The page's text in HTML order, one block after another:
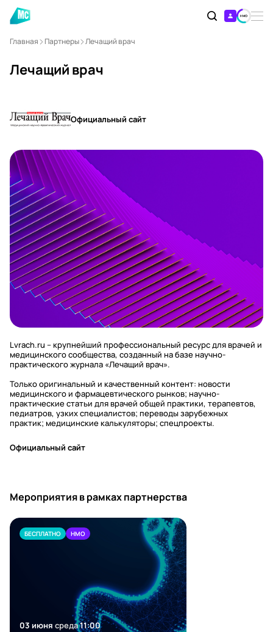
Главная Партнеры Лечащий врач
Лечащий врач
Официальный сайт
Lvrach.ru – крупнейший профессиональный ресурс для врачей и
медицинского сообщества, созданный на базе научно-
практического журнала «Лечащий врач».
Только оригинальный и качественный контент: новости
медицинского и фармацевтического рынков; научно-
практические статьи для врачей общей практики, терапевтов,
педиатров, узких специалистов; переводы зарубежных
практик; медицинские калькуляторы; спецпроекты.
Официальный сайт
Мероприятия в рамках партнерства
БЕСПЛАТНО НМО
03 июня среда11:00